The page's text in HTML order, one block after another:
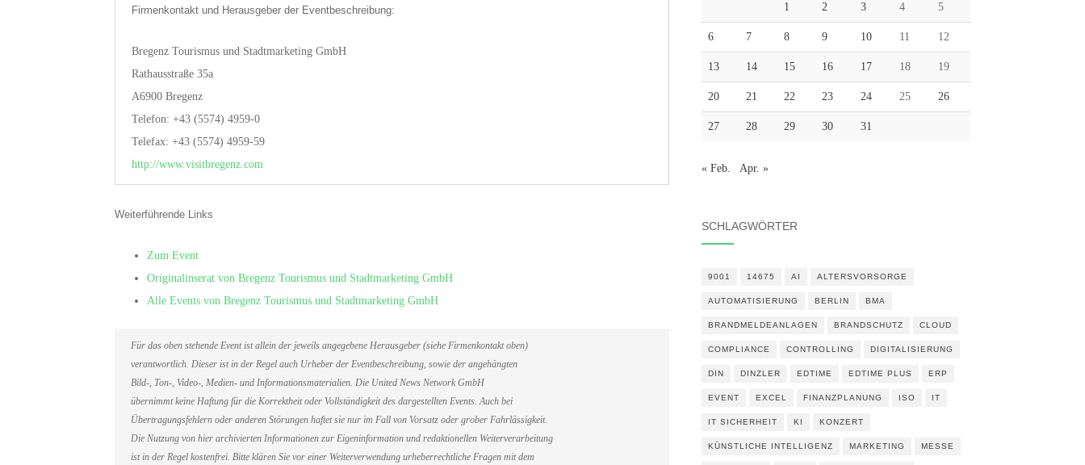
Firmenkontakt und Herausgeber der Eventbeschreibung:
Bregenz Tourismus und Stadtmarketing GmbH
Rathausstraße 35a
A6900 Bregenz
Telefon: +43 (5574) 4959-0
Telefax: +43 (5574) 4959-59
http://www.visitbregenz.com
Weiterführende Links
Zum Event
Originalinserat von Bregenz Tourismus und Stadtmarketing GmbH
Alle Events von Bregenz Tourismus und Stadtmarketing GmbH
Für das oben stehende Event ist allein der jeweils angegebene Herausgeber (siehe Firmenkontakt oben)
verantwortlich. Dieser ist in der Regel auch Urheber der Eventbeschreibung, sowie der angehängten
Bild-, Ton-, Video-, Medien- und Informationsmaterialien. Die United News Network GmbH
übernimmt keine Haftung für die Korrektheit oder Vollständigkeit des dargestellten Events. Auch bei
Übertragungsfehlern oder anderen Störungen haftet sie nur im Fall von Vorsatz oder grober Fahrlässigkeit.
Die Nutzung von hier archivierten Informationen zur Eigeninformation und redaktionellen Weiterverarbeitung
ist in der Regel kostenfrei. Bitte klären Sie vor einer Weiterverwendung urheberrechtliche Fragen mit dem
1 2 3 4 5
6 7 8 9 10 11 12
13 14 15 16 17 18 19
20 21 22 23 24 25 26
27 28 29 30 31
« Feb. Apr. »
SCHLAGWÖRTER
9001 14675 AI ALTERSVORSORGE
AUTOMATISIERUNG BERLIN BMA
BRANDMELDEANLAGEN BRANDSCHUTZ CLOUD
COMPLIANCE CONTROLLING DIGITALISIERUNG
DIN DINZLER EDTIME EDTIME PLUS ERP
EVENT EXCEL FINANZPLANUNG ISO IT
IT SICHERHEIT KI KONZERT
KÜNSTLICHE INTELLIGENZ MARKETING MESSE